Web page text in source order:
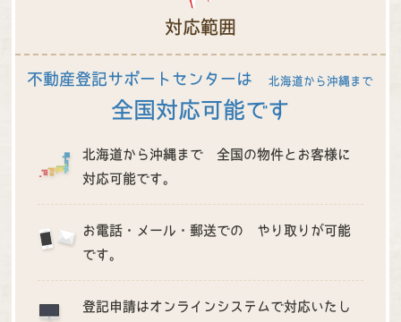
対応範囲
不動産登記サポートセンターは 北海道から沖縄まで
全国対応可能です
北海道から沖縄まで 全国の物件とお客様に
対応可能です。
お電話・メール・郵送での やり取りが可能
です。
登記申請はオンラインシステムで対応いたし